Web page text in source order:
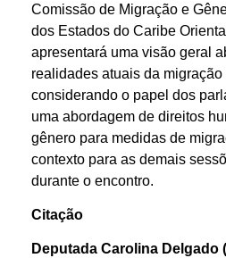
Comissão de Migração e
dos Estados do Caribe
apresentará uma visão geral
realidades atuais da migração
considerando o papel dos
uma abordagem de direitos
gênero para medidas de
contexto para as demais
durante o encontro.
Citação
Deputada Carolina Delgado